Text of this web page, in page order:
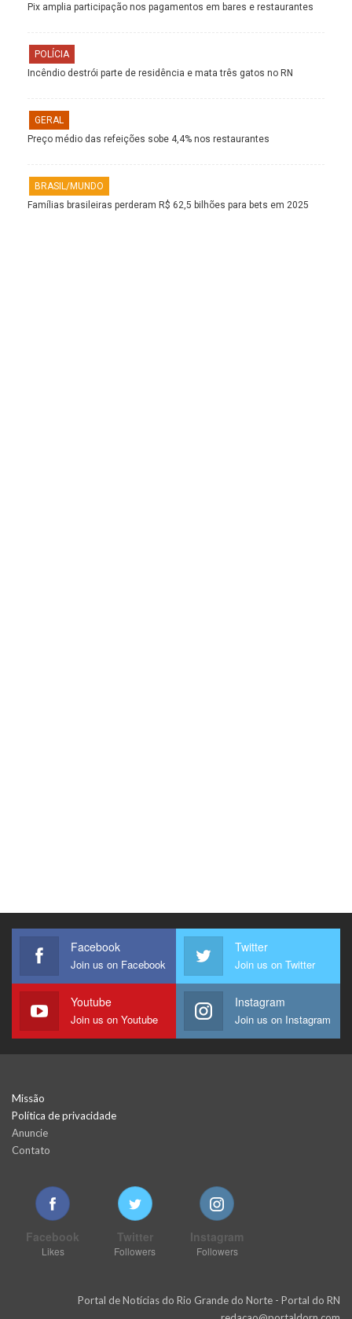
Pix amplia participação nos pagamentos em bares e restaurantes
POLÍCIA
Incêndio destrói parte de residência e mata três gatos no RN
GERAL
Preço médio das refeições sobe 4,4% nos restaurantes
BRASIL/MUNDO
Famílias brasileiras perderam R$ 62,5 bilhões para bets em 2025
Facebook
Join us on Facebook
Twitter
Join us on Twitter
Youtube
Join us on Youtube
Instagram
Join us on Instagram
Missão
Política de privacidade
Anuncie
Contato
Facebook
Likes
Twitter
Followers
Instagram
Followers
Portal de Notícias do Rio Grande do Norte - Portal do RN